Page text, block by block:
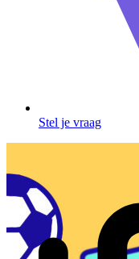
Stel je vraag